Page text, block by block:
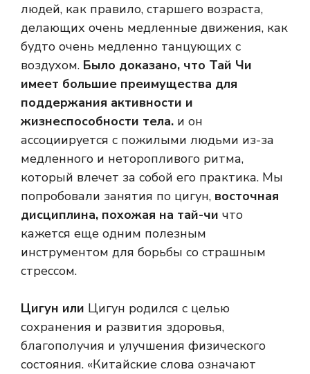
людей, как правило, старшего возраста,
делающих очень медленные движения, как
будто очень медленно танцующих с
воздухом. Было доказано, что Тай Чи
имеет большие преимущества для
поддержания активности и
жизнеспособности тела. и он
ассоциируется с пожилыми людьми из-за
медленного и неторопливого ритма,
который влечет за собой его практика. Мы
попробовали занятия по цигун, восточная
дисциплина, похожая на тай-чи что
кажется еще одним полезным
инструментом для борьбы со страшным
стрессом.
Цигун или Цигун родился с целью
сохранения и развития здоровья,
благополучия и улучшения физического
состояния. «Китайские слова означают